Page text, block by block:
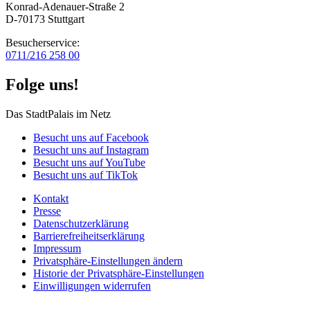
Konrad-Adenauer-Straße 2
D-70173 Stuttgart
Besucherservice:
0711/216 258 00
Folge uns!
Das StadtPalais im Netz
Besucht uns auf Facebook
Besucht uns auf Instagram
Besucht uns auf YouTube
Besucht uns auf TikTok
Kontakt
Presse
Datenschutz­erklärung
Barrierefreiheitserklärung
Impressum
Privatsphäre-Einstellungen ändern
Historie der Privatsphäre-Einstellungen
Einwilligungen widerrufen